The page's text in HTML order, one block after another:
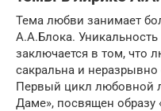
Тема любви занимает
А.А.Блока.
заключается в том, что
сакральна и неразрывно
Первый цикл любовной
Даме», посвящен образу